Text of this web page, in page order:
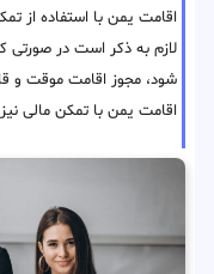
اقامت یمن با استفاده از
لازم به ذکر است در
شود، مجوز اقامت موقت و
اقامت یمن با تمکن مالی